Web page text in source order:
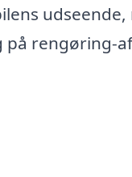
på rengøring-